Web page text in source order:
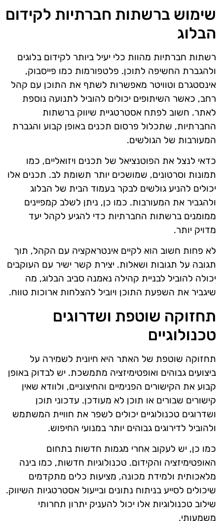
שימוש ברשתות חברתיות לקידום
הבלוג
רשתות חברתיות מהוות כלי יעיל ביותר לקידום בלוגים
ולהגברת החשיפה לתוכן. פלטפורמות כמו פייסבוק,
אינסטגרם וטוויטר מאפשרות לשתף את התוכן עם קהל
רחב, כאשר השיתופים יכולים להוביל לתנועה נוספת
לאתר. חשוב לפתח אסטרטגיית שיווק ברשתות
החברתיות, שתכלול פרסום תכנים באופן קבוע והגברת
המעורבות של הגולשים.
כדאי לנצל את הפוטנציאל של תכנים ויזואליים, כמו
תמונות וסרטונים, שמושכים יותר תשומת לב. תכנים אלו
יכולים להניע גולשים לבקר בעמוד הבית של הבלוג
ולהגביר את המעורבות. כמו כן, ניתן לשלב קמפיינים
ממומנים ברשתות החברתיות כדי להגיע לקהל יעד
מדויק יותר.
לא פחות חשוב הוא לקיים אינטראקציה עם הקהל, תוך
תגובה על תגובות ושאלות. יצירת קשר ישיר עם העוקבים
יכולה להוביל לבניית קהילה נאמנה סביב הבלוג, מה
שיגביר את השפעת התוכן ויוביל להצלחות ארוכות טווח.
תחזוקה שוטפת ושדרוגים
טכנולוגיים
תחזוקה שוטפת של האתר היא חיונית לשמירה על
ביצועים גבוהים ואופטימיזציה מתמשכת. יש לבדוק באופן
קבוע את הקישורים הפנימיים והחיצוניים, ולוודא שאין
קישורים שבורים או תוכן לא מעודכן. עדכוני תוכן
ושדרוגים טכנולוגיים יכולים לשפר את חוויית המשתמש
ולהוביל לדירוגים גבוהים יותר במנועי החיפוש.
כמו כן, יש לעקוב אחרי מגמות חדשות בתחום
האופטימיזציה והקידום. טכנולוגיות חדשות, כמו בינה
מלאכותית ולמידת מכונה, מציעות כלים מתקדמים
שיכולים לסייע בניתוח נתונים ובייעול אסטרטגיות השיווק.
שילוב טכנולוגיות אלו יכול להעניק יתרון תחרותי
משמעותי.